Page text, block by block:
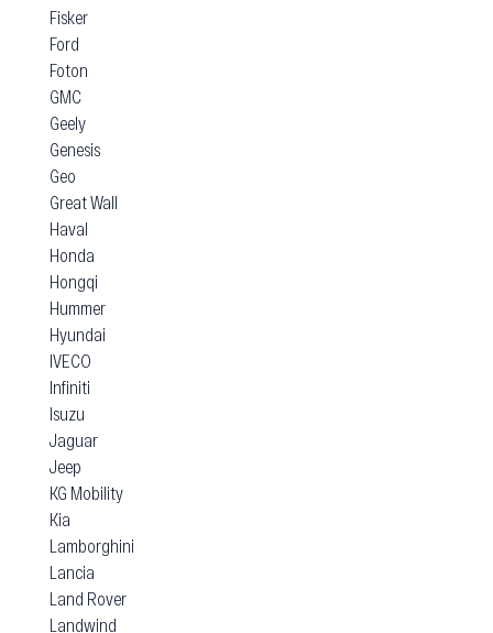
Fisker
Ford
Foton
GMC
Geely
Genesis
Geo
Great Wall
Haval
Honda
Hongqi
Hummer
Hyundai
IVECO
Infiniti
Isuzu
Jaguar
Jeep
KG Mobility
Kia
Lamborghini
Lancia
Land Rover
Landwind